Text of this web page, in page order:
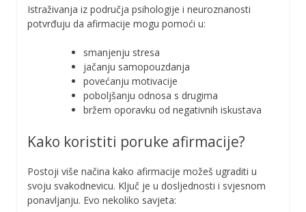
Istraživanja iz područja psihologije i neuroznanosti
potvrđuju da afirmacije mogu pomoći u:
smanjenju stresa
jačanju samopouzdanja
povećanju motivacije
poboljšanju odnosa s drugima
bržem oporavku od negativnih iskustava
Kako koristiti poruke afirmacije?
Postoji više načina kako afirmacije možeš ugraditi u
svoju svakodnevicu. Ključ je u dosljednosti i svjesnom
ponavljanju. Evo nekoliko savjeta: